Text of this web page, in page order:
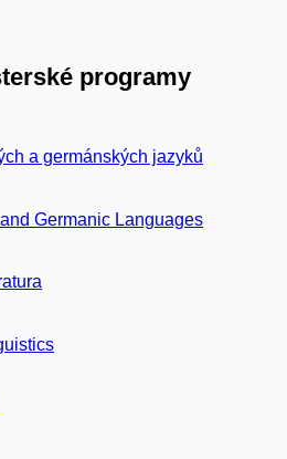
programy
a germánských jazyků
Germanic Languages